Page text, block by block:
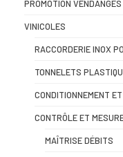
PROMOTION VENDANGES
VINICOLES
RACCORDERIE INOX
TONNELETS
CONDITIONNEMENT
CONTRÔLE ET
MAÎTRISE DÉBITS